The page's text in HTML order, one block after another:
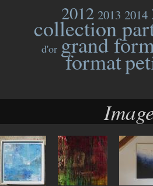
2012 2013 2014
collection
d'or grand
format